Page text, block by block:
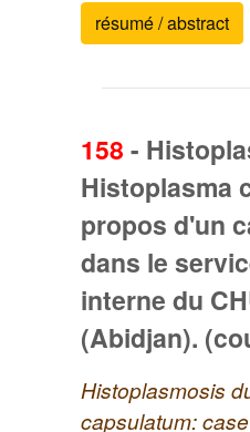
résumé / abstract
158 -
Histoplasma
propos d'un
dans le
interne du
(Abidjan).
Histoplasmosis
capsulatum: